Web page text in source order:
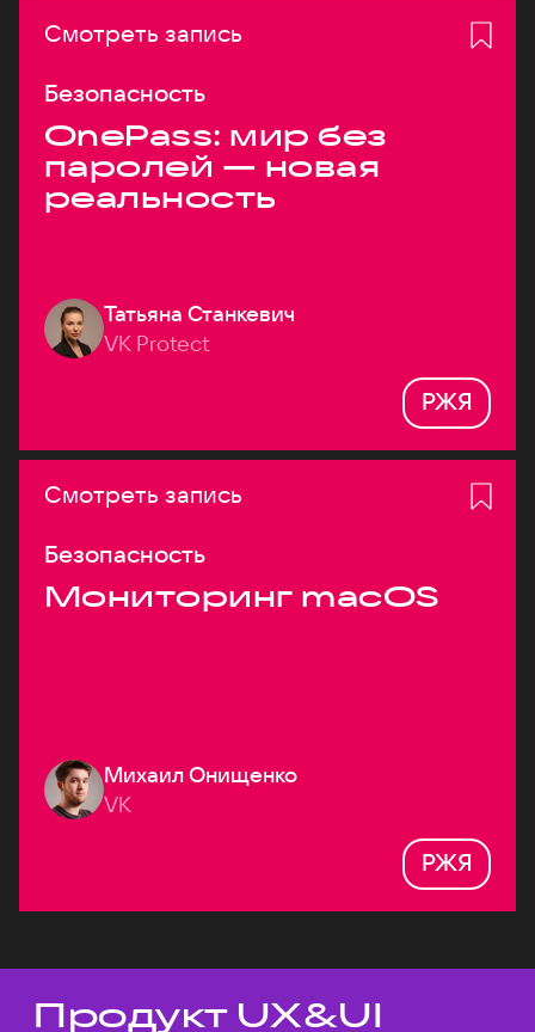
Смотреть запись
Безопасность
OnePass: мир без
паролей — новая
реальность
Татьяна Станкевич
VK Protect
РЖЯ
Смотреть запись
Безопасность
Мониторинг macOS
Михаил Онищенко
VK
РЖЯ
Темы докладов
Продукт UX&UI